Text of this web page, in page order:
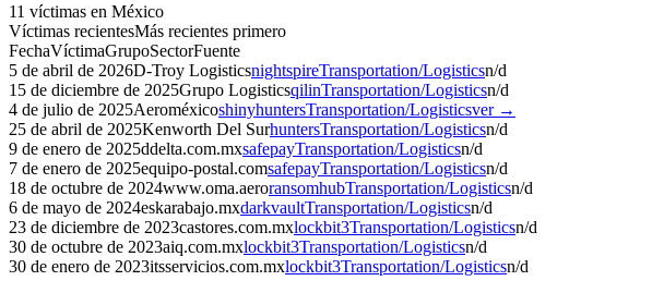
11 víctimas en México
Víctimas recientesMás recientes primero
FechaVíctimaGrupoSectorFuente
5 de abril de 2026D-Troy LogisticsnightspireTransportation/Logisticsn/d
15 de diciembre de 2025Grupo LogisticsqilinTransportation/Logisticsn/d
4 de julio de 2025AeroméxicoshinyhuntersTransportation/Logisticsver →
25 de abril de 2025Kenworth Del SurhuntersTransportation/Logisticsn/d
9 de enero de 2025ddelta.com.mxsafepayTransportation/Logisticsn/d
7 de enero de 2025equipo-postal.comsafepayTransportation/Logisticsn/d
18 de octubre de 2024www.oma.aeroransomhubTransportation/Logisticsn/d
6 de mayo de 2024eskarabajo.mxdarkvaultTransportation/Logisticsn/d
23 de diciembre de 2023castores.com.mxlockbit3Transportation/Logisticsn/d
30 de octubre de 2023aiq.com.mxlockbit3Transportation/Logisticsn/d
30 de enero de 2023itsservicios.com.mxlockbit3Transportation/Logisticsn/d